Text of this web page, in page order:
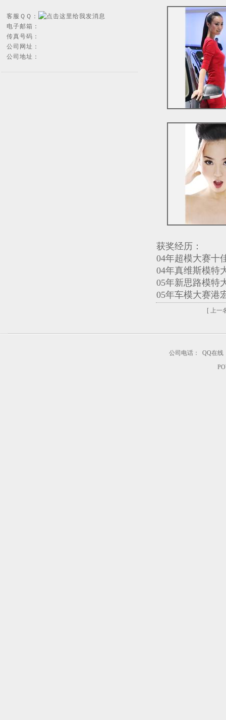
客服ＱＱ：
电子邮箱：
传真号码：
公司网址：
公司地址：
获奖经历：
04年超模大赛十
04年真维斯模特
05年新思路模特
05年车模大赛港
[ 上一
公司电话：
QQ在线